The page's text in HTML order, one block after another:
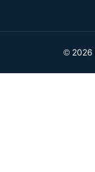
© 2026